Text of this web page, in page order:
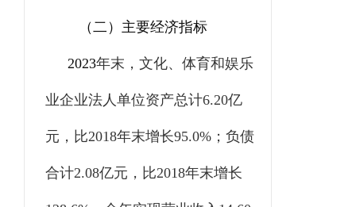
（二）主要经济指标
2023年末，文化、体育和娱乐
业企业法人单位资产总计6.20亿
元，比2018年末增长95.0% ；负债
合计2.08亿元，比2018年末增长